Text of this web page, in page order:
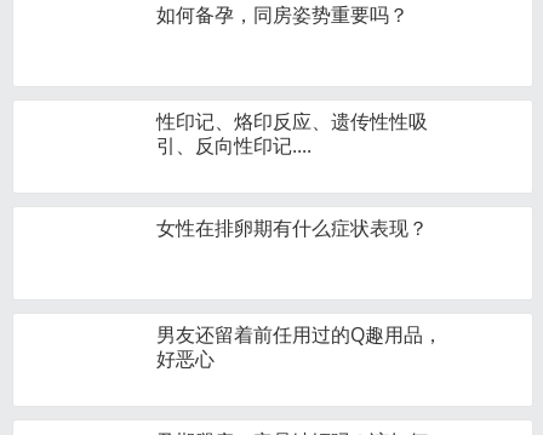
如何备孕，同房姿势重要吗？
性印记、烙印反应、遗传性性吸
引、反向性印记....
女性在排卵期有什么症状表现？
男友还留着前任用过的Q趣用品，
好恶心